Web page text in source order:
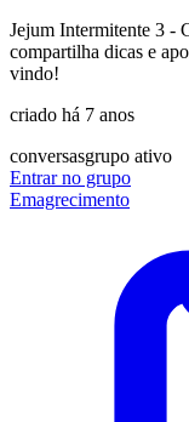
Jejum Intermitente 3 -
compartilha dicas e
vindo!
criado há 7 anos
conversasgrupo ativo
Entrar no grupo
Emagrecimento